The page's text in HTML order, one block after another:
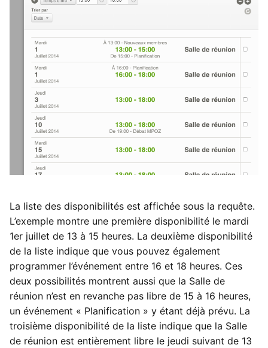
La liste des disponibilités est affichée sous la requête.
L’exemple montre une première disponibilité le mardi
1er juillet de 13 à 15 heures. La deuxième disponibilité
de la liste indique que vous pouvez également
programmer l’événement entre 16 et 18 heures. Ces
deux possibilités montrent aussi que la Salle de
réunion n’est en revanche pas libre de 15 à 16 heures,
un événement « Planification » y étant déjà prévu. La
troisième disponibilité de la liste indique que la Salle
de réunion est entièrement libre le jeudi suivant de 13